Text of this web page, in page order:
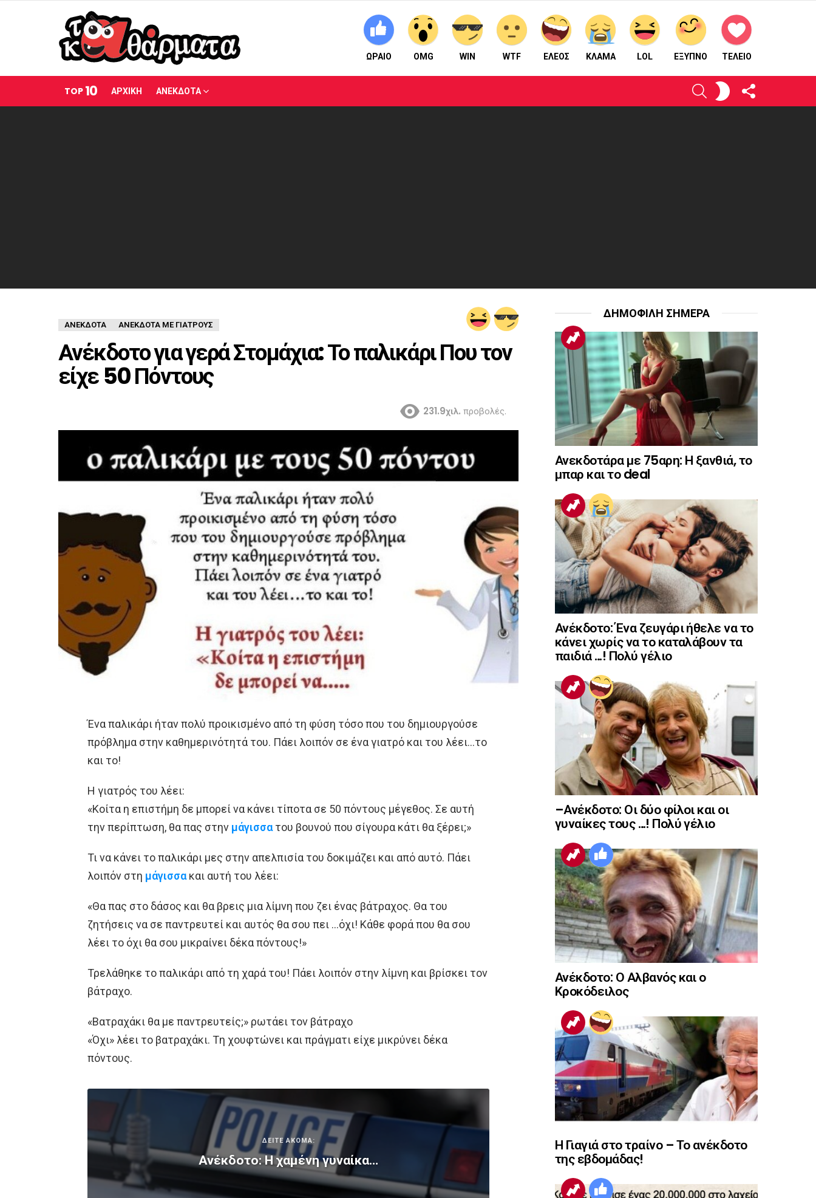
ΩΡΑΙΟ OMG WIN WTF ΕΛΕΟΣ ΚΛΑΜΑ LOL ΈΞΥΠΝΟ ΤΕΛΕΙΟ
TOP 10 ΑΡΧΙΚΗ ΑΝΕΚΔΟΤΑ
ΑΝΑΖΉΤΗΣΗΕΝΕΡΓΟΠΟΙΉΣΤΕ
ΤΟ
ΔΈΡΜΑ
ΑΝΈΚΔΟΤΑ ΑΝΈΚΔΟΤΑ ΜΕ ΓΙΑΤΡΟΎΣ
Ανέκδοτο για γερά Στομάχια: Το παλικάρι Που τον
είχε 50 Πόντους
231.9χιλ. προβολές.
Ένα παλικάρι ήταν πολύ προικισμένο από τη φύση τόσο που του δημιουργούσε
πρόβλημα στην καθημερινότητά του. Πάει λοιπόν σε ένα γιατρό και του λέει…το
και το!
Η γιατρός του λέει:
«Κοίτα η επιστήμη δε μπορεί να κάνει τίποτα σε 50 πόντους μέγεθος. Σε αυτή
την περίπτωση, θα πας στην μάγισσατου βουνού που σίγουρα κάτι θα ξέρει;»
Τι να κάνει το παλικάρι μες στην απελπισία του δοκιμάζει και από αυτό. Πάει
λοιπόν στη μάγισσακαι αυτή του λέει:
«Θα πας στο δάσος και θα βρεις μια λίμνη που ζει ένας βάτραχος. Θα του
ζητήσεις να σε παντρευτεί και αυτός θα σου πει …όχι! Κάθε φορά που θα σου
λέει το όχι θα σου μικραίνει δέκα πόντους!»
Τρελάθηκε το παλικάρι από τη χαρά του! Πάει λοιπόν στην λίμνη και βρίσκει τον
βάτραχο.
«Βατραχάκι θα με παντρευτείς;» ρωτάει τον βάτραχο
«Όχι» λέει το βατραχάκι. Tη χουφτώνει και πράγματι είχε μικρύνει δέκα
πόντους.
ΔΕΙΤΕ ΑΚΟΜΑ:
Ανέκδοτο: Η χαμένη γυναίκα…
ΔΗΜΟΦΙΛΗ ΣΗΜΕΡΑ
Ανεκδοτάρα με 75αρη: Η ξανθιά, το
μπαρ και το deal
Ανέκδοτο: Ένα ζευγάρι ήθελε να το
κάνει χωρίς να το καταλάβουν τα
παιδιά …! Πολύ γέλιο
–Ανέκδοτο: Οι δύο φίλοι και οι
γυναίκες τους …! Πολύ γέλιο
Ανέκδοτο: Ο Αλβανός και ο
Κροκόδειλος
Η Γιαγιά στο τραίνο – Το ανέκδοτο
της εβδομάδας!